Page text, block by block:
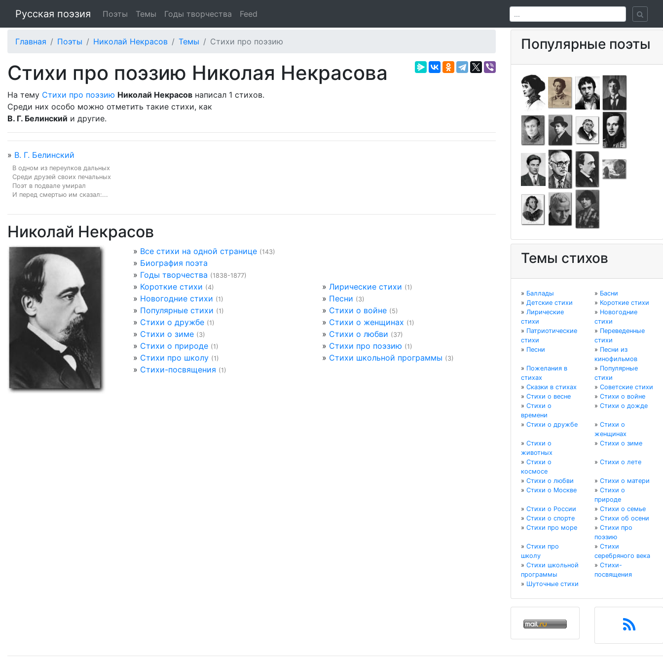
Русская поэзия Поэты Темы Годы творчества Feed
Главная Поэты Николай Некрасов Темы Стихи про поэзию
Стихи про поэзию Николая Некрасова
На тему Стихи про поэзию Николай Некрасов написал 1 стихов.
Среди них особо можно отметить такие стихи, как
В. Г. Белинский и другие.
» В. Г. Белинский
В одном из переулков дальных
Среди друзей своих печальных
Поэт в подвале умирал
И перед смертью им сказал:...
Николай Некрасов
» Все стихи на одной странице (143)
» Биография поэта
» Годы творчества (1838-1877)
» Короткие стихи (4) » Лирические стихи (1)
» Новогодние стихи (1) » Песни (3)
» Популярные стихи (1) » Стихи о войне (5)
» Стихи о дружбе (1) » Стихи о женщинах (1)
» Стихи о зиме (3) » Стихи о любви (37)
» Стихи о природе (1) » Стихи про поэзию (1)
» Стихи про школу (1) » Стихи школьной программы (3)
» Стихи-посвящения (1)
Популярные поэты
Темы стихов
» Баллады » Басни
» Детские стихи » Короткие стихи
» Лирические
стихи
» Новогодние
стихи
» Патриотические
стихи
» Переведенные
стихи
» Песни » Песни из
кинофильмов
» Пожелания в
стихах
» Популярные
стихи
» Сказки в стихах » Советские стихи
» Стихи о весне » Стихи о войне
» Стихи о
времени
» Стихи о дожде
» Стихи о дружбе » Стихи о
женщинах
» Стихи о
животных
» Стихи о зиме
» Стихи о
космосе
» Стихи о лете
» Стихи о любви » Стихи о матери
» Стихи о Москве » Стихи о
природе
» Стихи о России » Стихи о семье
» Стихи о спорте » Стихи об осени
» Стихи про море » Стихи про
поэзию
» Стихи про
школу
» Стихи
серебряного века
» Стихи школьной
программы
» Стихи-
посвящения
» Шуточные стихи